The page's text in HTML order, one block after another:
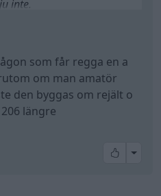
inte.
som får regga en a
om man amatör
den byggas om rejält o
längre
All